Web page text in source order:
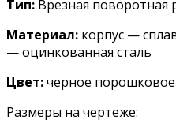
Тип: Врезная поворотная
Материал: корпус —
— оцинкованная сталь
Цвет:черное
Размеры на чертеже: